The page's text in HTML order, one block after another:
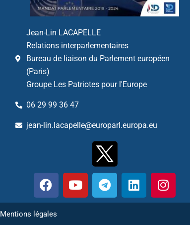
Jean-Lin LACAPELLE
Relations interparlementaires
Bureau de liaison du Parlement européen
(Paris)
Groupe Les Patriotes pour l'Europe
06 29 99 36 47
jean-lin.lacapelle@europarl.europa.eu
Mentions légales